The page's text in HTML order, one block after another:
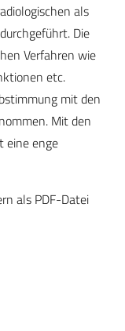
als
Die
Verfahren wie
etc.
mit den
Mit den
eine enge
als PDF-Datei